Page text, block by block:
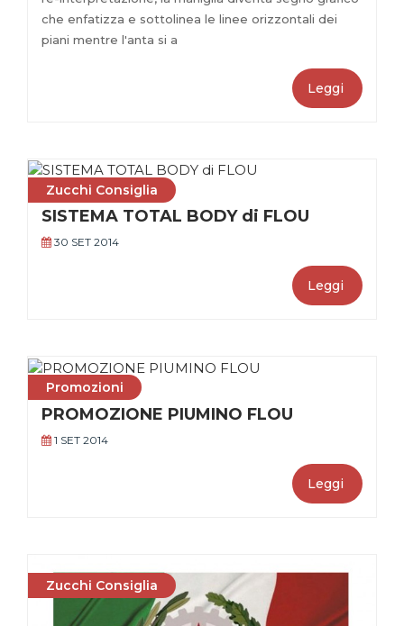
che enfatizza e sottolinea le linee orizzontali dei
piani mentre l'anta si a
Leggi
Zucchi Consiglia
SISTEMA TOTAL BODY di FLOU
30 SET 2014
Leggi
Promozioni
PROMOZIONE PIUMINO FLOU
1 SET 2014
Leggi
Zucchi Consiglia